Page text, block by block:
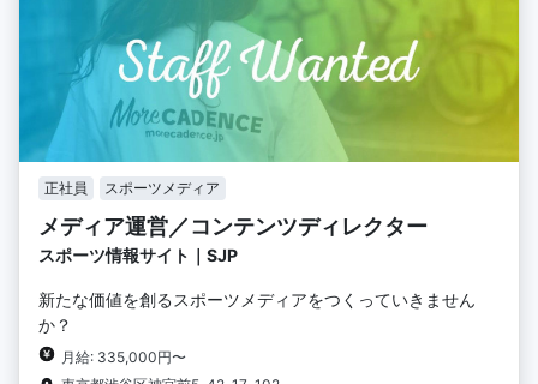
正社員 スポーツメディア
メディア運営／コンテンツディレクター
スポーツ情報サイト｜SJP
新たな価値を創るスポーツメディアをつくっていきません
か？
月給: 335,000円〜